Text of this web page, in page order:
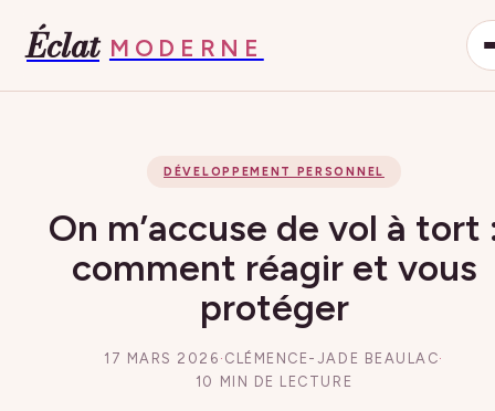
Éclat MODERNE
DÉVELOPPEMENT PERSONNEL
On m’accuse de vol à tort
comment réagir et vous
protéger
17 MARS 2026 · CLÉMENCE-JADE BEAULAC·
10 MIN DE LECTURE